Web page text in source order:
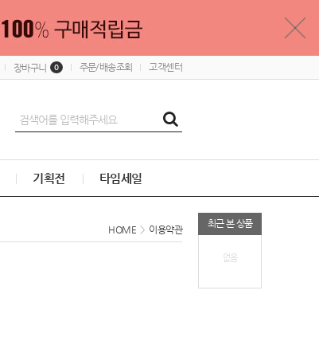
장바구니 0 주문/배송조회 고객센터
기획전 타임세일
최근 본 상품
없음
HOME > 이용약관